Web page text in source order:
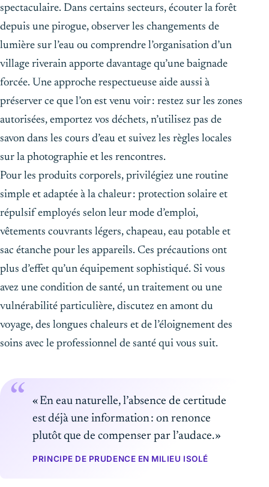
spectaculaire. Dans certains secteurs, écouter la forêt
depuis une pirogue, observer les changements de
lumière sur l’eau ou comprendre l’organisation d’un
village riverain apporte davantage qu’une baignade
forcée. Une approche respectueuse aide aussi à
préserver ce que l’on est venu voir : restez sur les zones
autorisées, emportez vos déchets, n’utilisez pas de
savon dans les cours d’eau et suivez les règles locales
sur la photographie et les rencontres.
Pour les produits corporels, privilégiez une routine
simple et adaptée à la chaleur : protection solaire et
répulsif employés selon leur mode d’emploi,
vêtements couvrants légers, chapeau, eau potable et
sac étanche pour les appareils. Ces précautions ont
plus d’effet qu’un équipement sophistiqué. Si vous
avez une condition de santé, un traitement ou une
vulnérabilité particulière, discutez en amont du
voyage, des longues chaleurs et de l’éloignement des
soins avec le professionnel de santé qui vous suit.
« En eau naturelle, l’absence de certitude
est déjà une information : on renonce
plutôt que de compenser par l’audace. »
PRINCIPE DE PRUDENCE EN MILIEU ISOLÉ